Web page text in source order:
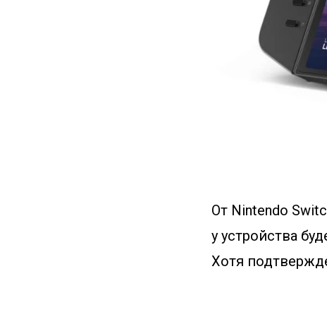
От Nintendo
у устройства
Хотя